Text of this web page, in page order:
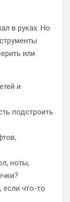
в руках. Но
или
и
подстроить
ноты,
если что-то